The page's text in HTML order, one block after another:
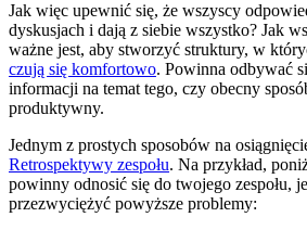
Jak więc upewnić się, że wszyscy
dyskusjach i dają z siebie wszystko? Jak
ważne jest, aby stworzyć struktury, w
czują się komfortowo. Powinna odbywać
informacji na temat tego, czy obecny
produktywny.
Jednym z prostych sposobów na
Retrospektywy zespołu. Na przykład,
powinny odnosić się do twojego zespołu,
przezwyciężyć powyższe problemy: